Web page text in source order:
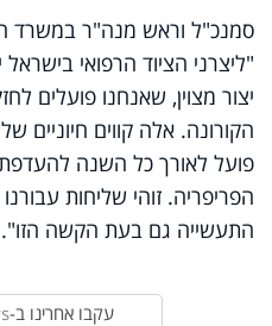
סמנכ"ל וראש מנה"ר במשרד
"ליצרני הציוד הרפואי
יצור מצוין, שאנחנו פועלים
הקורונה. אלה קווים חיוניים
פועל לאורך כל השנה
הפריפריה. זוהי שליחות
התעשייה גם בעת הקשה הזו".
עקבו אחרינו ב-